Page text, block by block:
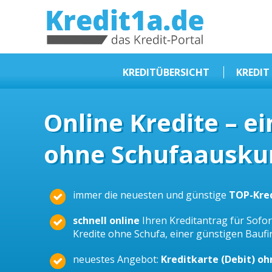
KREDIT1A.DE
KREDITÜBERSICHT
Kredit ohne Schufa
Baufinanzierungen
Kleinkredit
Beamtendarlehen
Online Kredite –
ohne
immer die neuesten und günstige TOP-
schnell online Ihren Kreditantrag für
Kredite ohne Schufa, einer günstigen
neuestes Angebot: Kreditkarte (Debit)